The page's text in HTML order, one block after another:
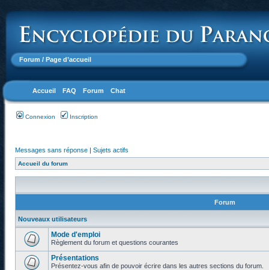
Forum / Page d’accueil
Accueil FAQ Forum Chat
Connexion Inscription
Messages sans réponse | Sujets actifs
Accueil du forum
Forum
Nouveaux utilisateurs
Mode d'emploi
Règlement du forum et questions courantes
Présentations
Présentez-vous afin de pouvoir écrire dans les autres sections du forum.